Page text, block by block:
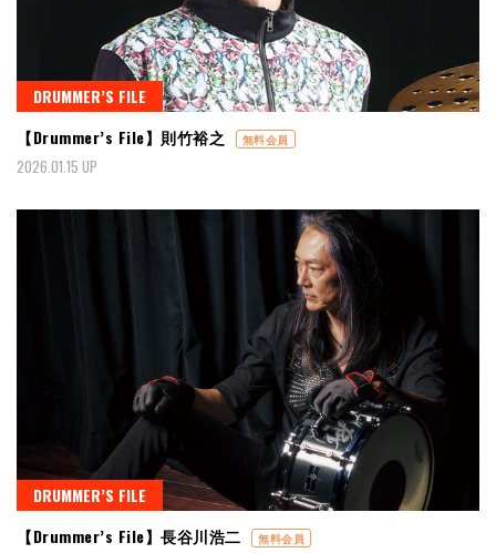
DRUMMER’S FILE
【Drummer’s File】則竹裕之
無料会員
2026.01.15 UP
DRUMMER’S FILE
【Drummer’s File】長谷川浩二
無料会員